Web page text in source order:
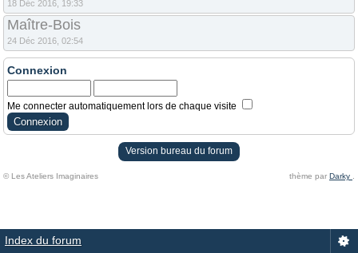
18 Déc 2016, 19:33
Maître-Bois
24 Déc 2016, 02:54
Connexion
Me connecter automatiquement lors de chaque visite
Version bureau du forum
© Les Ateliers Imaginaires thème par Darky
Index du forum